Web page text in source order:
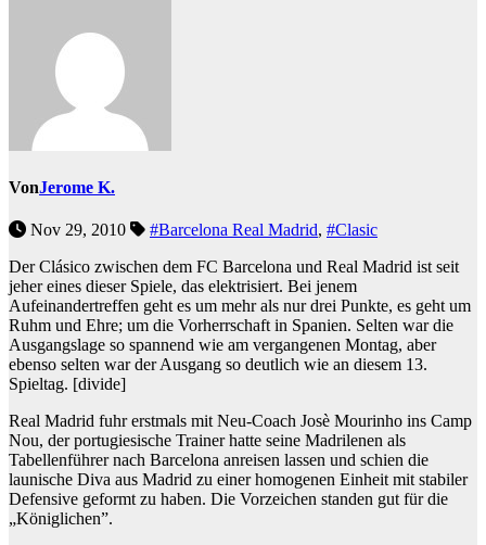
VonJerome K.
Nov 29, 2010 #Barcelona Real Madrid, #Clasic
Der Clásico zwischen dem FC Barcelona und Real Madrid ist seit
jeher eines dieser Spiele, das elektrisiert. Bei jenem
Aufeinandertreffen geht es um mehr als nur drei Punkte, es geht um
Ruhm und Ehre; um die Vorherrschaft in Spanien. Selten war die
Ausgangslage so spannend wie am vergangenen Montag, aber
ebenso selten war der Ausgang so deutlich wie an diesem 13.
Spieltag. [divide]
Real Madrid fuhr erstmals mit Neu-Coach Josè Mourinho ins Camp
Nou, der portugiesische Trainer hatte seine Madrilenen als
Tabellenführer nach Barcelona anreisen lassen und schien die
launische Diva aus Madrid zu einer homogenen Einheit mit stabiler
Defensive geformt zu haben. Die Vorzeichen standen gut für die
„Königlichen”.